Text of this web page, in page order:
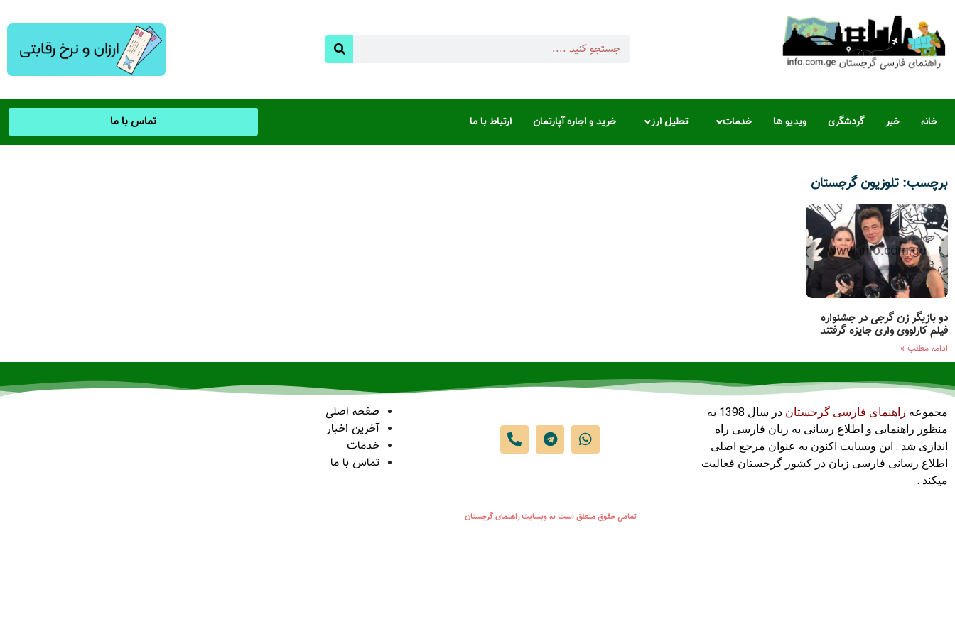
خانه خبر گردشگری ویدیو ها خدمات تحلیل ارز خرید و اجاره آپارتمان ارتباط با ما تماس با ما
برچسب: تلوزیون گرجستان
دو بازیگر زن گرجی در جشنواره
فیلم کارلووی واری جایزه گرفتند
ادامه مطلب »
مجموعه راهنمای فارسی گرجستان
در سال 1398 به
منظور راهنمایی و اطلاع رسانی به زبان فارسی راه
اندازی شد . این وبسایت اکنون به عنوان مرجع اصلی
اطلاع رسانی فارسی زبان در کشور گرجستان فعالیت
میکند .
صفحه اصلی
آخرین اخبار
خدمات
تماس با ما
تمامی حقوق متعلق است به وبسایت راهنمای گرجستان